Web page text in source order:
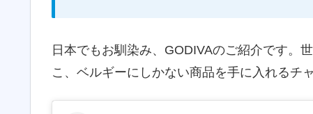
日本でもお馴染み、GODIVAのご紹介です。
こ、ベルギーにしかない商品を手に入れるチ